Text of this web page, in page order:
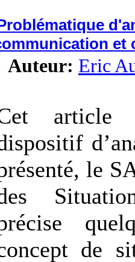
et
Auteur: Eric
article
le
de